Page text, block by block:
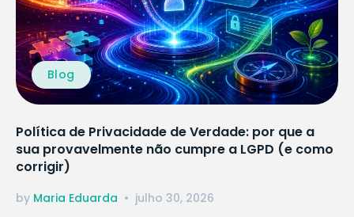
Blog
Política de Privacidade de Verdade: por que a
sua provavelmente não cumpre a LGPD (e como
corrigir)
by Maria Eduarda
julho 30, 2026